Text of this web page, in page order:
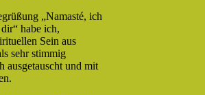
„Namasté, ich
habe ich,
Sein aus
sehr stimmig
ausgetauscht und mit